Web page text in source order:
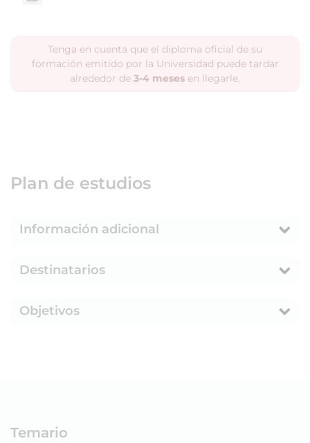
Tenga en cuenta que el diploma oficial de su
formación emitido por la Universidad puede tardar
alrededor de 3-4 meses en llegarle.
Plan de estudios
Información adicional
Destinatarios
Objetivos
Temario